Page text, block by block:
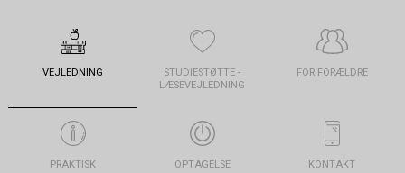
VEJLEDNING
STUDIESTØTTE -
LÆSEVEJLEDNING
FOR FORÆLDRE
PRAKTISK OPTAGELSE KONTAKT